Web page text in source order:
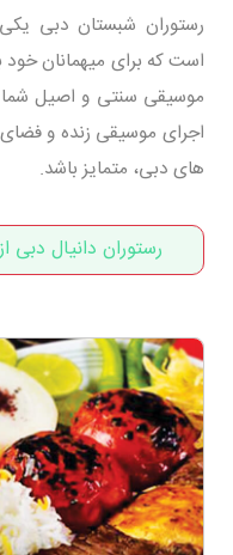
رستوران شبستان دبی
است که برای میهمانان
موسیقی سنتی و اصیل شما
اجرای موسیقی زنده و
های دبی، متمایز باشد.
رستوران دانیال دبی